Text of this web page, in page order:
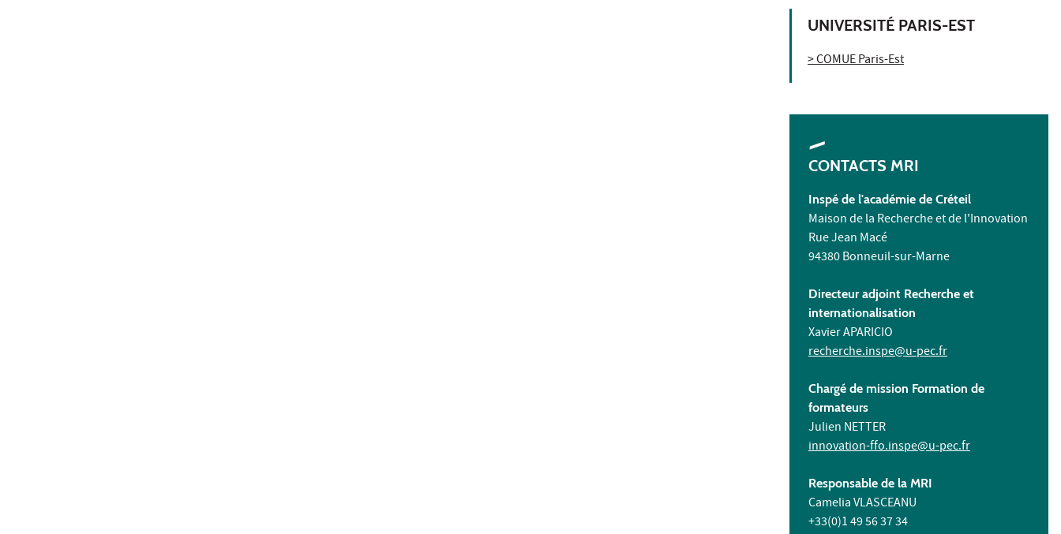
UNIVERSITÉ PARIS-EST
> COMUE Paris-Est
CONTACTS MRI
Inspé de l'académie de Créteil
Maison de la Recherche et de l'Innovation
Rue Jean Macé
94380 Bonneuil-sur-Marne
Directeur adjoint Recherche et
internationalisation
Xavier APARICIO
recherche.inspe@u-pec.fr
Chargé de mission Formation de
formateurs
Julien NETTER
innovation-ffo.inspe@u-pec.fr
Responsable de la MRI
Camelia VLASCEANU
+33(0)1 49 56 37 34